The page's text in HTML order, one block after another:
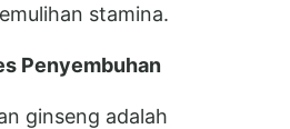
stamina.
Penyembuhan
ginseng adalah